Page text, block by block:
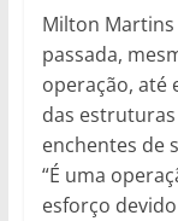
Milton Martins
passada,
operação, até
das
enchentes de
“É uma
esforço